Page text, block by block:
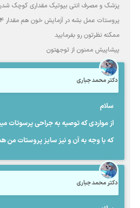
پزشک و مصرف انتی بیوتیک مقداری کوچک
ممکنه نظرتون رو بفرمایید
پیشاپیش ممنون از توجهتون
دکتر محمد جباری
سلام
از مواردی که توصیه به جراحی
که با وجه به آن و نیز سایز پروستات من
دکتر محمد جباری